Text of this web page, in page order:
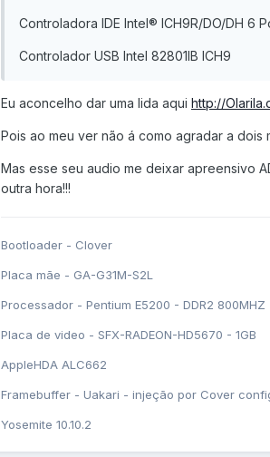
Controladora IDE Intel® ICH9R/DO/DH 6
Controlador USB Intel 82801IB ICH9
Eu aconcelho dar uma lida aqui http://
Pois ao meu ver não á como agradar a
Mas esse seu audio me deixar apreensivo
outra hora!!!
Bootloader - Clover
Placa mãe - GA-G31M-S2L
Processador - Pentium E5200 - DDR2 800MHZ
Placa de video - SFX-RADEON-HD5670 - 1GB
AppleHDA ALC662
Framebuffer - Uakari - injeção por Cover config
Yosemite 10.10.2